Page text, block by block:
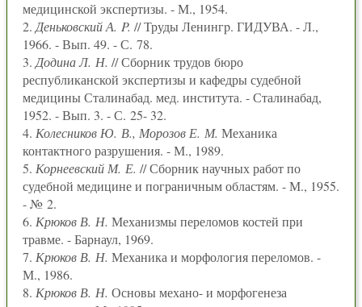
медицинской экспертизы. - М., 1954.
2. Деньковский А. P. // Труды Ленингp. ГИДУВА. - Л.,
1966. - Вып. 49. - С. 78.
3. Додина Л. Н. // Сборник трудов бюро
республиканской экспертизы и кафедры судебной
медицины Сталинабад. мед. института. - Сталинабад,
1952. - Вып. 3. - С. 25- 32.
4. Колесников Ю. В., Морозов Е. М. Механика
контактного разрушения. - М., 1989.
5. Корнеевский М. Е. // Сборник научных работ по
судебной медицине и пограничным областям. - М., 1955.
- № 2.
6. Крюков В. Н. Механизмы переломов костей при
травме. - Барнаул, 1969.
7. Крюков В. Н. Механика и морфология переломов. -
М., 1986.
8. Крюков В. Н. Основы механо- и морфогенеза